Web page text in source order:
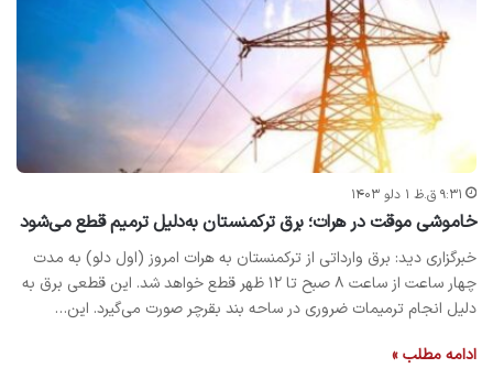
۹:۳۱ ق.ظ ۱ دلو ۱۴۰۳
خاموشی موقت در هرات؛ برق ترکمنستان به‌دلیل ترمیم قطع می‌شود
خبرگزاری دید: برق وارداتی از ترکمنستان به هرات امروز (اول دلو) به مدت
چهار ساعت از ساعت ۸ صبح تا ۱۲ ظهر قطع خواهد شد. این قطعی برق به
دلیل انجام ترمیمات ضروری در ساحه بند بقرچر صورت می‌گیرد. این…
ادامه مطلب »